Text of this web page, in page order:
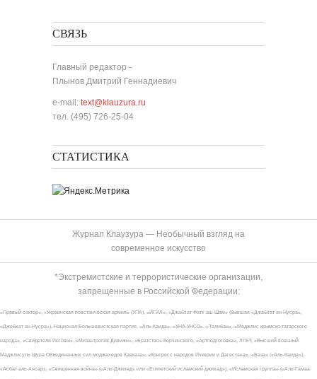
СВЯЗЬ
Главный редактор -
Плынов Дмитрий Геннадиевич
e-mail: text@klauzura.ru
тел. (495) 726-25-04
СТАТИСТИКА
Журнал Клаузура — Необычный взгляд на
современное искусство
*Экстремистские и террористические организации,
запрещенные в Российской Федерации:
«Правый сектор», «Украинская повстанческая армия» (УПА), «ИГИЛ», «Джабхат Фатх аш-Шам» (бывшая «Джабхат ан-Нусра»,
«Джебхат ан-Нусра»), Национал-Большевистская партия, «Аль-Каида», «УНА-УНСО», «Талибан», «Меджлис крымско-татарского
народа», «Свидетели Иеговы», «Мизантропик Дивижн», «Братство» Корчинского, «Артподготовка», ЛГБТ, «Высший военный
Маджлисуль Шура Объединенных сил моджахедов Кавказа», «Конгресс народов Ичкерии и Дагестана», «База» («Аль-Каида»),
«Асбат аль-Ансар», «Священная война» («Аль-Джихад» или «Египетский исламский джихад»), «Исламская группа» («Аль-Гамаа